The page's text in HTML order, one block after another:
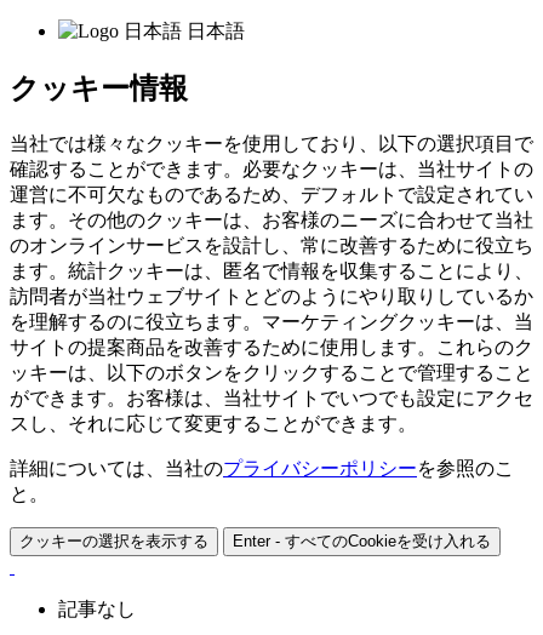
日本語
クッキー情報
当社では様々なクッキーを使用しており、以下の選択項目で
確認することができます。必要なクッキーは、当社サイトの
運営に不可欠なものであるため、デフォルトで設定されてい
ます。その他のクッキーは、お客様のニーズに合わせて当社
のオンラインサービスを設計し、常に改善するために役立ち
ます。統計クッキーは、匿名で情報を収集することにより、
訪問者が当社ウェブサイトとどのようにやり取りしているか
を理解するのに役立ちます。マーケティングクッキーは、当
サイトの提案商品を改善するために使用します。これらのク
ッキーは、以下のボタンをクリックすることで管理すること
ができます。お客様は、当社サイトでいつでも設定にアクセ
スし、それに応じて変更することができます。
詳細については、当社のプライバシーポリシーを参照のこ
と。
クッキーの選択を表示する Enter - すべてのCookieを受け入れる
記事なし